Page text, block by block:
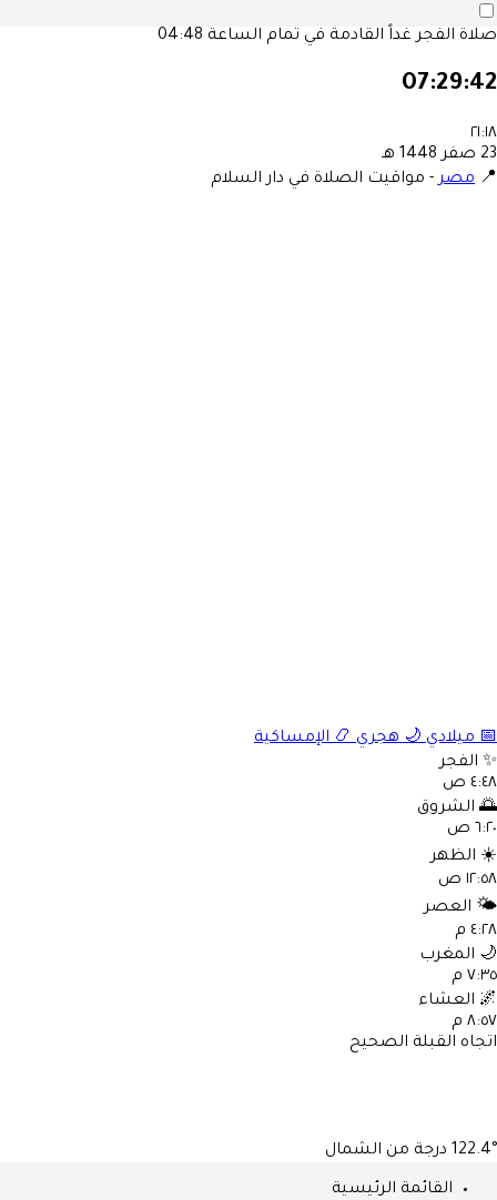
صلاة الفجر غداً القادمة في تمام الساعة 04:48
07:29:42
٢١:١٨
23 صفر 1448 هـ
📍 مصر- مواقيت الصلاة في دار السلام
📅 ميلادي 🌙 هجري 📿 الإمساكية
✨ الفجر
٤:٤٨ ص
🌅 الشروق
٦:٢٠ ص
☀️ الظهر
١٢:٥٨ ص
🌤️ العصر
٤:٢٨ م
🌙 المغرب
٧:٣٥ م
🌌 العشاء
٨:٥٧ م
اتجاه القبلة الصحيح
122.4° درجة من الشمال
القائمة الرئيسية